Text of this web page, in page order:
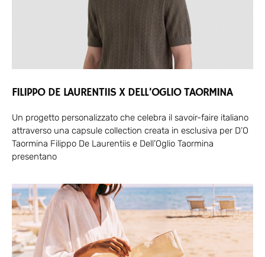
FILIPPO DE LAURENTIIS X DELL’OGLIO TAORMINA
Un progetto personalizzato che celebra il savoir-faire italiano
attraverso una capsule collection creata in esclusiva per D’O
Taormina Filippo De Laurentiis e Dell’Oglio Taormina
presentano